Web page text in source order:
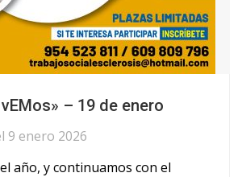
– 19 de enero
9 enero 2026
año, y continuamos con el